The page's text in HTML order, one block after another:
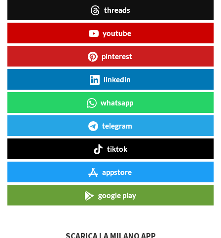
threads
youtube
pinterest
linkedin
whatsapp
telegram
tiktok
appstore
google play